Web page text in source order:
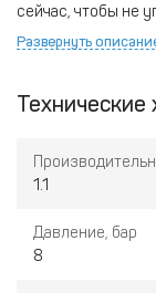
сейчас, чтобы не
мощное
Развернуть
Технические
1.1
Давление, бар
8